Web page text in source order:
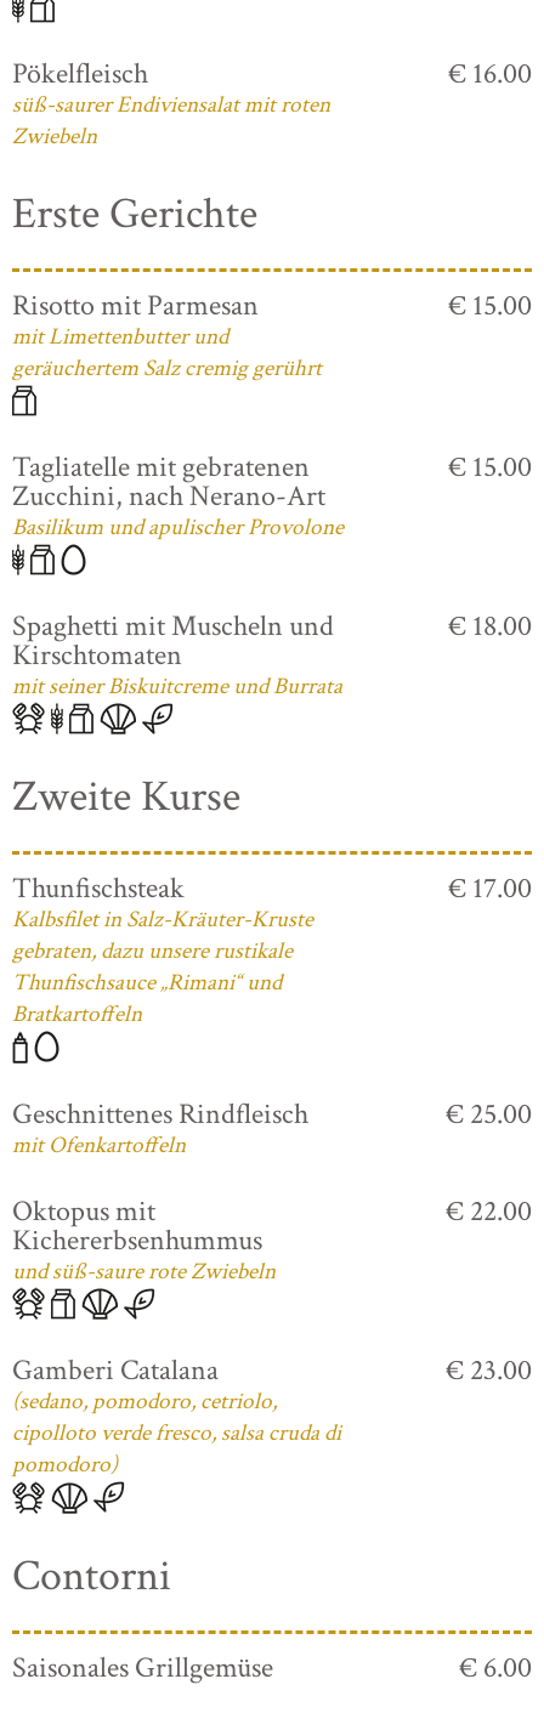
Pökelfleisch
süß-saurer Endiviensalat mit roten
Zwiebeln
€ 16.00
Erste Gerichte
Risotto mit Parmesan
mit Limettenbutter und
geräuchertem Salz cremig gerührt
€ 15.00
Tagliatelle mit gebratenen
Zucchini, nach Nerano-Art
Basilikum und apulischer Provolone
€ 15.00
Spaghetti mit Muscheln und
Kirschtomaten
mit seiner Biskuitcreme und Burrata
€ 18.00
Zweite Kurse
Thunfischsteak
Kalbsfilet in Salz-Kräuter-Kruste
gebraten, dazu unsere rustikale
Thunfischsauce „Rimani“ und
Bratkartoffeln
€ 17.00
Geschnittenes Rindfleisch
mit Ofenkartoffeln
€ 25.00
Oktopus mit
Kichererbsenhummus
und süß-saure rote Zwiebeln
€ 22.00
Gamberi Catalana
(sedano, pomodoro, cetriolo,
cipolloto verde fresco, salsa cruda di
pomodoro)
€ 23.00
Contorni
Saisonales Grillgemüse € 6.00